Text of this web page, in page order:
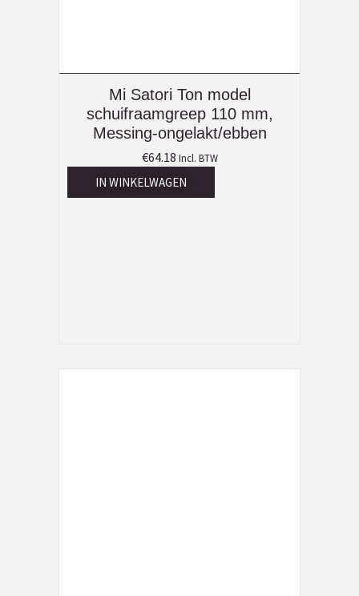
Mi Satori Ton model
schuifraamgreep 110 mm,
Messing-ongelakt/ebben
€64.18 Incl. BTW
IN WINKELWAGEN